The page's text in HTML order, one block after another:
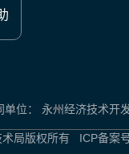
位： 永州经济技术开
术局版权所有 ICP备案